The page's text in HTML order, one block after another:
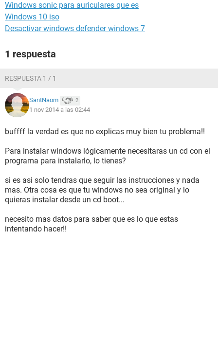
Windows sonic para auriculares que es
Windows 10 iso
Desactivar windows defender windows 7
1 respuesta
RESPUESTA 1 / 1
SantNaom 2
1 nov 2014 a las 02:44
buffff la verdad es que no explicas muy bien tu problema!!
Para instalar windows lógicamente necesitaras un cd con el
programa para instalarlo, lo tienes?
si es asi solo tendras que seguir las instrucciones y nada
mas. Otra cosa es que tu windows no sea original y lo
quieras instalar desde un cd boot...
necesito mas datos para saber que es lo que estas
intentando hacer!!